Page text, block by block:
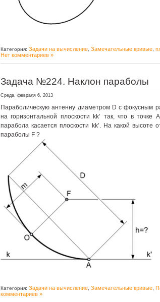
Категория: Задачи на вычисление Замечательные кривые
Нет комментариев »
Задача №224. Наклон параболы
Среда, февраля 6, 2013
Параболическую антенну диаметром D с фокусным
на горизонтальной плоскости kk’ так, что в
парабола касается плоскости kk’. На какой высоте
параболы F ?
Категория: Задачи на вычисление Замечательные кривые
комментариев »